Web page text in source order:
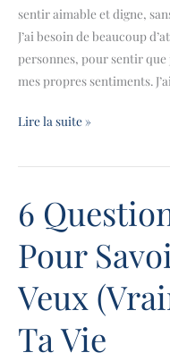
sentir aimable et digne,
J’ai besoin de beaucoup
personnes, pour sentir que
mes propres sentiments.
Lire la suite »
6
Pour
Veux
Ta Vie
Questions
Puissantes
Pour
Savoir
Ce
Que